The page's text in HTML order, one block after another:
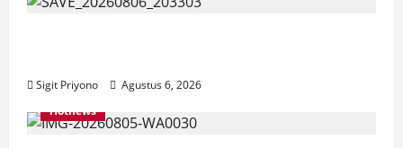
Sigit Priyono
Agustus 6, 2026
Hotnews